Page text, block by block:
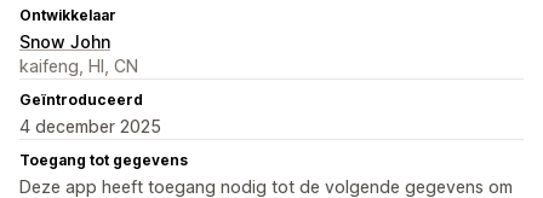
Ontwikkelaar
Snow John
kaifeng, HI, CN
Geïntroduceerd
4 december 2025
Toegang tot gegevens
Deze app heeft toegang nodig tot de volgende gegevens om